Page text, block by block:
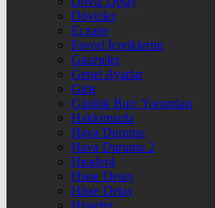
Dövizler
Eczane
Favori İçeriklerim
Gazeteler
Genel Ayarlar
Giriş
Günlük Burç Yorumları
Hakkımızda
Hava Durumu
Hava Durumu 2
Header4
Hisse Detay
Hisse Detay